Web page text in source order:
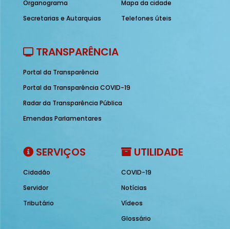
Organograma
Secretarias e Autarquias
Mapa da cidade
Telefones úteis
TRANSPARÊNCIA
Portal da Transparência
Portal da Transparência COVID-19
Radar da Transparência Pública
Emendas Parlamentares
SERVIÇOS
Cidadão
Servidor
Tributário
UTILIDADE
COVID-19
Notícias
Vídeos
Glossário